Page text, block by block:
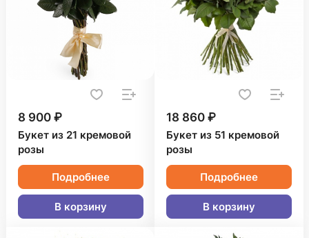
8 900 ₽
Букет из 21 кремовой
розы
Подробнее
В корзину
18 860 ₽
Букет из 51 кремовой
розы
Подробнее
В корзину